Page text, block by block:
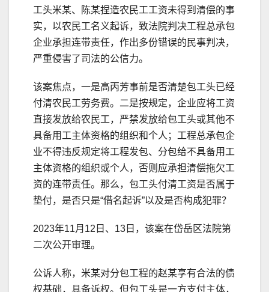
工头米某、陈某捏造农民工工资未得到清偿的事
实，以农民工名义起诉，致法院判决工程总承包
企业承担连带责任，作出多份错误的民事判决，
严重侵害了司法的公信力。
该案焦点，一是高丙芳事前是否清楚包工头已经
付清农民工劳务费。二是按规定，企业应将工资
直接发放给农民工，严禁发放给包工头或其他不
具备用工主体资格的组织和个人；工程总承包企
业不得违反规定将工程发包、分包给不具备用工
主体资格的组织或个人，否则应承担清偿拖欠工
资的连带责任。那么，包工头付清工资是否属于
垫付，是否只是“借名起诉”以及是否构成犯罪？
2023年11月12日、13日，该案在岱岳区法院第
二次公开审理。
公诉人称，米某对分包工程的赵某享有合法的债
权基础，具备诉权。但包工头是一方支付主体，